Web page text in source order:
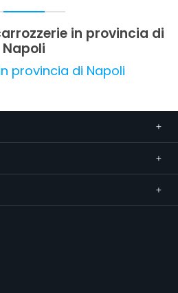
in provincia di
Napoli
provincia di Napoli